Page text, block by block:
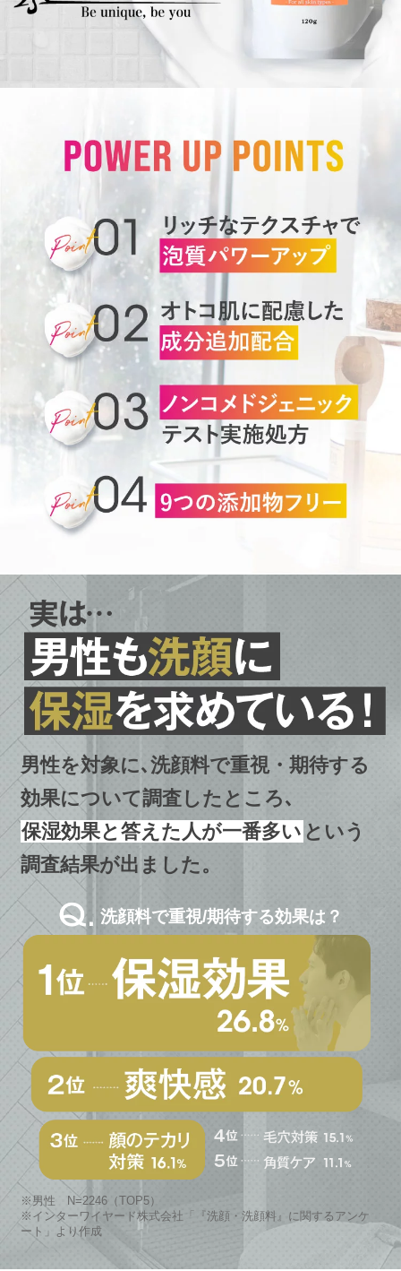
男性を対象に､洗顔料で重視・期待する
効果について調査したところ､
保湿効果と答えた人が一番多い という
調査結果が出ました。
洗顔料で重視/期待する効果は？
※男性 N=2246（TOP5）
※インターワイヤード株式会社「『洗顔・洗顔料』に関するアンケ
ート」より作成